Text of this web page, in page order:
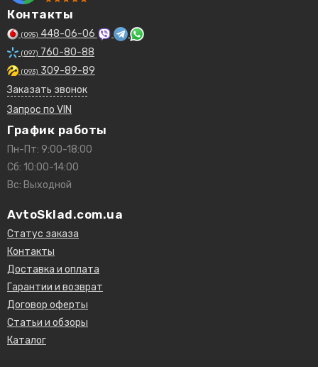
Контакты
(095) 448-06-06
(097) 760-80-88
(093) 309-89-89
Заказать звонок
Запрос по VIN
График работы
Пн-Пт: 9:00-18:00
Сб: 10:00-14:00
Вс: Выходной
AvtoSklad.com.ua
Статус заказа
Контакты
Доставка и оплата
Гарантии и возврат
Договор оферты
Статьи и обзоры
Каталог